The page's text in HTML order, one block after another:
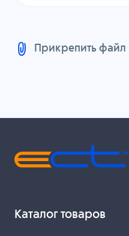
Прикрепить файл
Каталог товаров